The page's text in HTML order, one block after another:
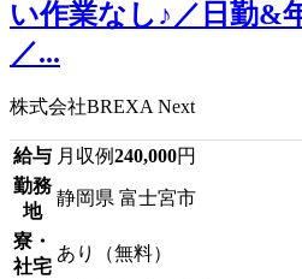
い作業なし♪／日勤&
／...
株式会社BREXA Next
給与 月収例240,000円
勤務
地
静岡県 富士宮市
寮・
社宅
あり（無料）